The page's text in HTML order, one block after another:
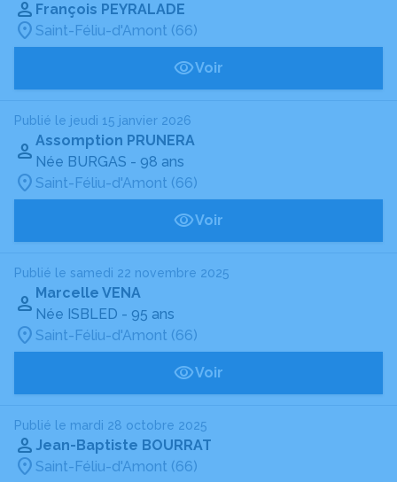
François PEYRALADE
Saint-Féliu-d'Amont (66)
Voir
Publié le jeudi 15 janvier 2026
Assomption PRUNERA
Née BURGAS - 98 ans
Saint-Féliu-d'Amont (66)
Voir
Publié le samedi 22 novembre 2025
Marcelle VENA
Née ISBLED - 95 ans
Saint-Féliu-d'Amont (66)
Voir
Publié le mardi 28 octobre 2025
Jean-Baptiste BOURRAT
Saint-Féliu-d'Amont (66)